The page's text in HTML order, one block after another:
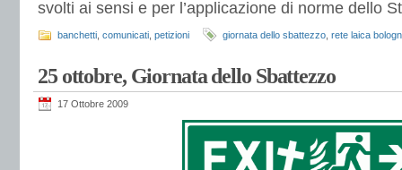
svolti ai sensi e per l’applicazione di norme dello
banchetti comunicati petizioni giornata dello sbattezzo rete laica
25 ottobre, Giornata dello Sbattezzo
17 Ottobre 2009